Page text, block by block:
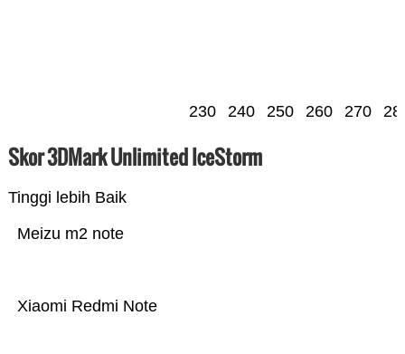
230 240 250 260 270
Skor 3DMark Unlimited IceStorm
Tinggi lebih Baik
Xiaomi Redmi Note
Meizu m2 note